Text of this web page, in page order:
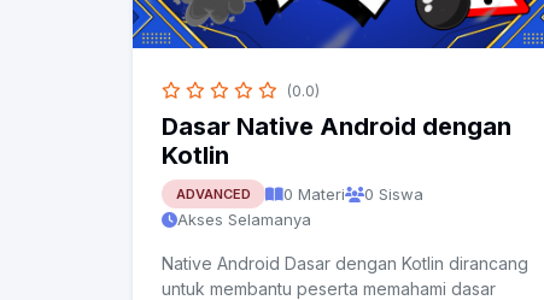
(0.0)
Dasar Native Android dengan
Kotlin
ADVANCED 0 Materi
0 Siswa
Akses Selamanya
Native Android Dasar dengan Kotlin dirancang
untuk membantu peserta memahami dasar